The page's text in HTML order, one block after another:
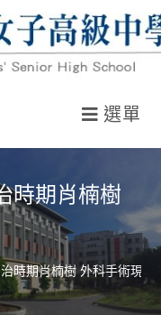
選單
時期肖楠樹
時期肖楠樹 外科手術現生